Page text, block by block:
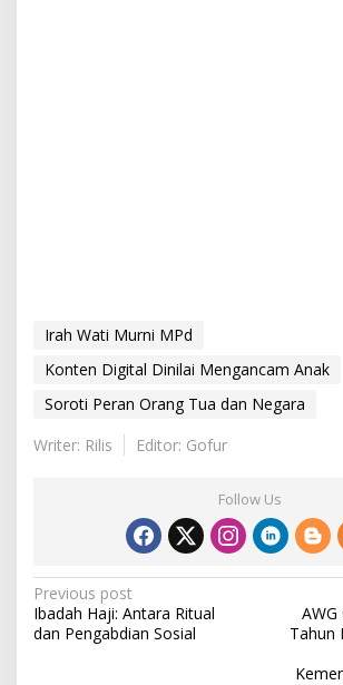
Irah Wati Murni MPd
Konten Digital Dinilai Mengancam Anak
Soroti Peran Orang Tua dan Negara
Writer: Rilis
Editor: Gofur
Follow Us
P
o
Previous post
Ibadah Haji: Antara Ritual
dan Pengabdian Sosial
AWG
Tahun